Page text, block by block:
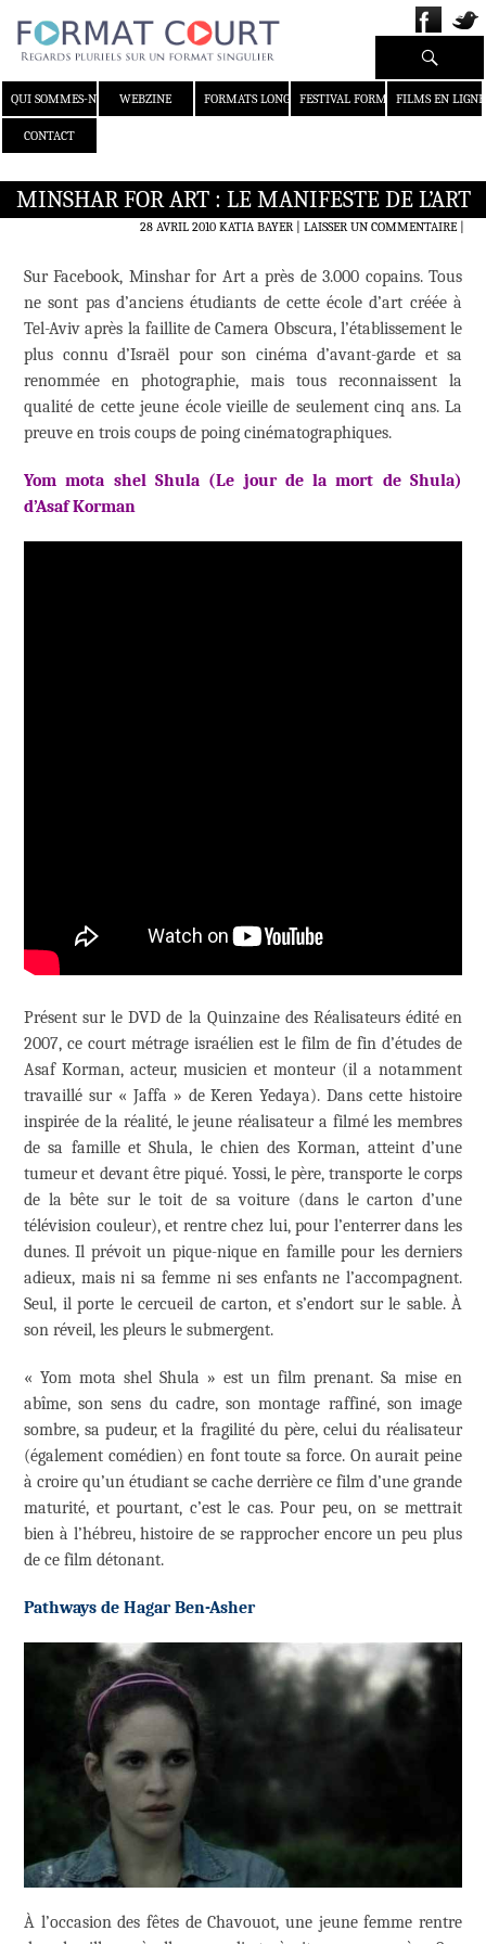
QUI SOMMES-NOUS ?WEBZINE FORMATS LONGS FESTIVAL FORMAT COURT
FILMS EN LIGNE
CONTACT
Recherche
MINSHAR FOR ART : LE MANIFESTE DE L’ART
28 AVRIL 2010 KATIA BAYER LAISSER UN COMMENTAIRE|
Sur Facebook, Minshar for Art a près de 3.000 copains. Tous
ne sont pas d’anciens étudiants de cette école d’art créée à
Tel-Aviv après la faillite de Camera Obscura, l’établissement le
plus connu d’Israël pour son cinéma d’avant-garde et sa
renommée en photographie, mais tous reconnaissent la
qualité de cette jeune école vieille de seulement cinq ans. La
preuve en trois coups de poing cinématographiques.
Yom mota shel Shula (Le jour de la mort de Shula)
d’Asaf Korman
Présent sur le DVD de la Quinzaine des Réalisateurs édité en
2007, ce court métrage israélien est le film de fin d’études de
Asaf Korman, acteur, musicien et monteur (il a notamment
travaillé sur « Jaffa » de Keren Yedaya). Dans cette histoire
inspirée de la réalité, le jeune réalisateur a filmé les membres
de sa famille et Shula, le chien des Korman, atteint d’une
tumeur et devant être piqué. Yossi, le père, transporte le corps
de la bête sur le toit de sa voiture (dans le carton d’une
télévision couleur), et rentre chez lui, pour l’enterrer dans les
dunes. Il prévoit un pique-nique en famille pour les derniers
adieux, mais ni sa femme ni ses enfants ne l’accompagnent.
Seul, il porte le cercueil de carton, et s’endort sur le sable. À
son réveil, les pleurs le submergent.
« Yom mota shel Shula » est un film prenant. Sa mise en
abîme, son sens du cadre, son montage raffiné, son image
sombre, sa pudeur, et la fragilité du père, celui du réalisateur
(également comédien) en font toute sa force. On aurait peine
à croire qu’un étudiant se cache derrière ce film d’une grande
maturité, et pourtant, c’est le cas. Pour peu, on se mettrait
bien à l’hébreu, histoire de se rapprocher encore un peu plus
de ce film détonant.
Pathways de Hagar Ben-Asher
À l’occasion des fêtes de Chavouot, une jeune femme rentre